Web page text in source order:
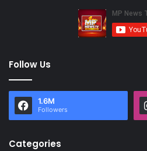
Follow Us
1.6M
Followers
Categories